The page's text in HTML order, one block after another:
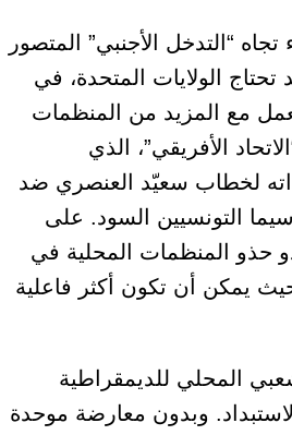
تجاه “التدخل الأجنبي” المتصور
الولايات المتحدة، في
مع المزيد من المنظمات
الأفريقي”، الذي
لخطاب سعيّد العنصري ضد
التونسيين السود. على
حذو المنظمات المحلية في
يمكن أن تكون أكثر فاعلية
المحلي للديمقراطية
وبدون معارضة موحدة